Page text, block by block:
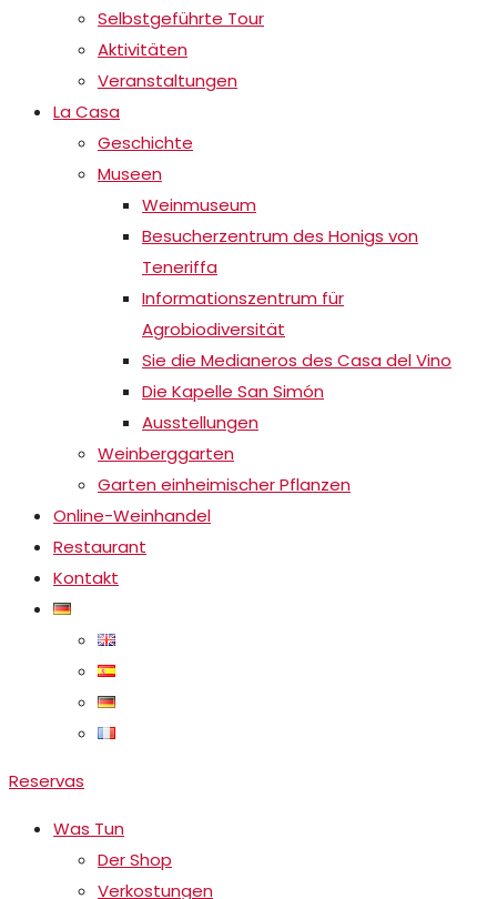
Selbstgeführte Tour
Aktivitäten
Veranstaltungen
La Casa
Geschichte
Museen
Weinmuseum
Besucherzentrum des Honigs von
Teneriffa
Informationszentrum für
Agrobiodiversität
Sie die Medianeros des Casa del Vino
Die Kapelle San Simón
Ausstellungen
Weinberggarten
Garten einheimischer Pflanzen
Online-Weinhandel
Restaurant
Kontakt
Reservas
Was Tun
Der Shop
Verkostungen